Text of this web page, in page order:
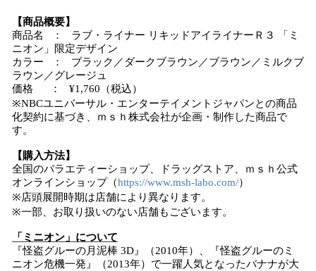
【商品概要】
商品名 ： ラブ・ライナー リキッドアイライナーＲ３ 「ミ
ニオン」限定デザイン
カラー ： ブラック／ダークブラウン／ブラウン／ミルクブ
ラウン／グレージュ
価格 ： ¥1,760（税込）
※NBCユニバーサル・エンターテイメントジャパンとの商品
化契約に基づき、ｍｓｈ株式会社が企画・制作した商品で
す。
【購入方法】
全国のバラエティーショップ、ドラッグストア、ｍｓｈ公式
オンラインショップ（https://www.msh-labo.com/）
※店頭展開時期は店舗により異なります。
※一部、お取り扱いのない店舗もございます。
「ミニオン」について
『怪盗グルーの月泥棒 3D』（2010年）、『怪盗グルーのミ
ニオン危機一発』（2013年）で一躍人気となったバナナが大